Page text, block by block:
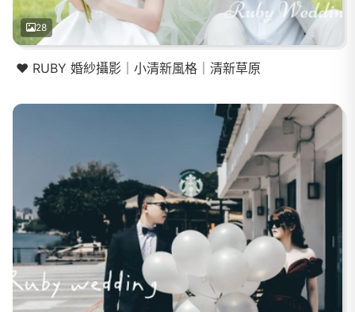
28
❤️ RUBY 婚紗攝影｜小清新風格｜清新草原